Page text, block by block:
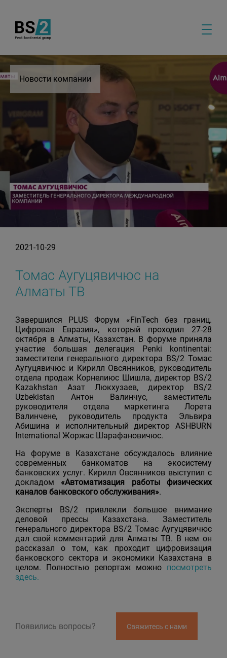
Новости компании
2021-10-29
Томас Аугуцявичюc на
Алматы ТВ
Завершился PLUS Форум «FinTech без границ.
Цифровая Евразия», который проходил 27-28
октября в Алматы, Казахстан. В форуме приняла
участие большая делегация Penki kontinentai:
заместители генерального директора BS/2 Томас
Аугуцявичюс и Кирилл Овсянников, руководитель
отдела продаж Корнелиюс Шишла, директор BS/2
Kazakhstan Азат Люкхузаев, директор BS/2
Uzbekistan Антон Валинчус, заместитель
руководителя отдела маркетинга Лорета
Валинчене, руководитель продукта Эльвира
Абишина и исполнительный директор ASHBURN
International Жоржас Шарафановичюс.
На форуме в Казахстане обсуждалось влияние
современных банкоматов на экосистему
банковских услуг. Кирилл Овсянников выступил с
докладом «Автоматизация работы физических
каналов банковского обслуживания».
Эксперты BS/2 привлекли большое внимание
деловой прессы Казахстана. Заместитель
генерального директора BS/2 Томас Аугуцявичюс
дал свой комментарий для Алматы ТВ. В нем он
рассказал о том, как проходит цифровизация
банковского сектора и экономики Казахстана в
целом. Полностью репортаж можно посмотреть
здесь.
Появились вопросы? Свяжитесь с нами